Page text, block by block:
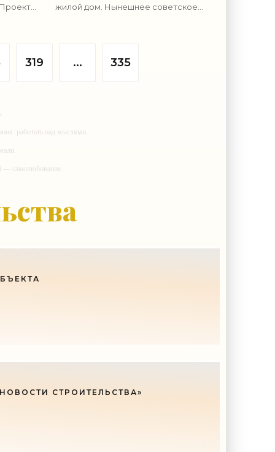
жилой дом. Нынешнее советское
319 ... 335
работать над мыслями.
— самолюбование.
СТРОИТЕЛЬСТВА»